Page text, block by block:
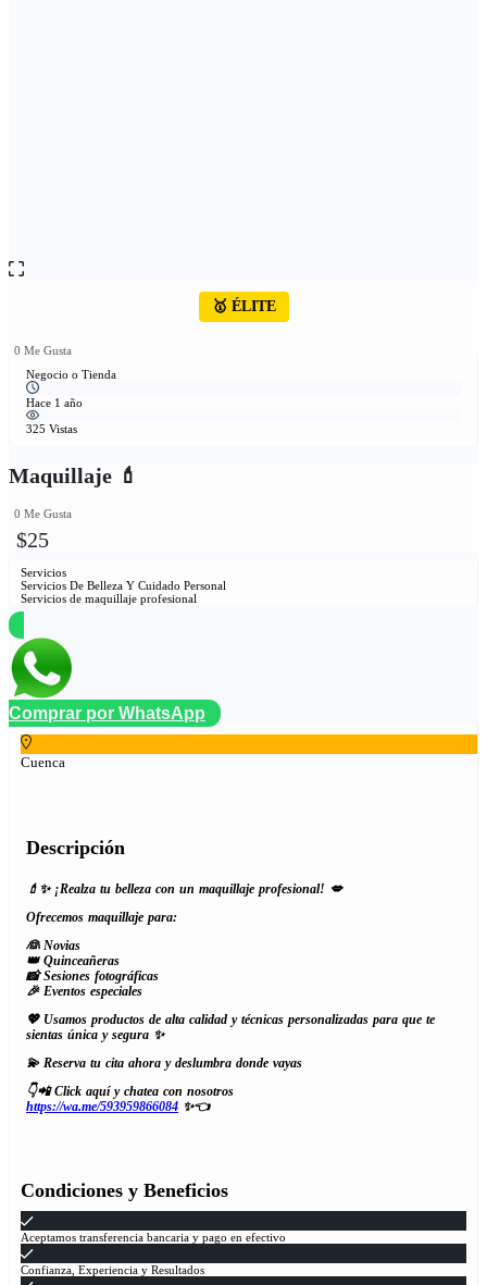
🥇 ÉLITE
0 Me Gusta
Negocio o Tienda
Hace 1 año
325 Vistas
Maquillaje 💄
0 Me Gusta
$25
Servicios
Servicios De Belleza Y Cuidado Personal
Servicios de maquillaje profesional
Comprar por WhatsApp
Cuenca
Descripción
💄✨ ¡Realza tu belleza con un maquillaje profesional! 💋
Ofrecemos maquillaje para:
👰 Novias
👑 Quinceañeras
📸 Sesiones fotográficas
🎉 Eventos especiales
💖 Usamos productos de alta calidad y técnicas personalizadas para que te
sientas única y segura ✨
💫 Reserva tu cita ahora y deslumbra donde vayas
👇📲 Click aquí y chatea con nosotros
https://wa.me/593959866084 ✨👈
Condiciones y Beneficios
Aceptamos transferencia bancaria y pago en efectivo
Confianza, Experiencia y Resultados